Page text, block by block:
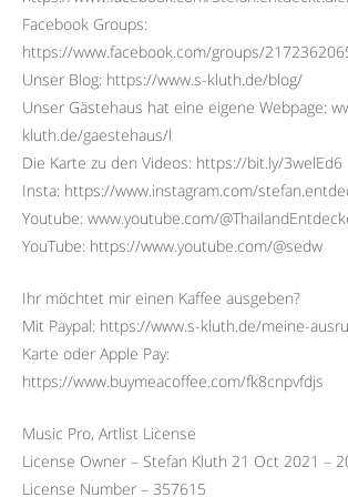
Facebook Groups:
https://www.facebook.com/groups/
Unser Blog: https://www.s-kluth.de/blog/
Unser Gästehaus hat eine eigene Webpage:
kluth.de/gaestehaus/l
Die Karte zu den Videos: https://bit.ly/3welEd6
Insta: https://www.instagram.com/
Youtube: www.youtube.com/
YouTube: https://www.youtube.com/@sedw
Ihr möchtet mir einen Kaffee ausgeben?
Mit Paypal: https://www.s-kluth.de/meine-
Karte oder Apple Pay:
https://www.buymeacoffee.com/fk8cnpvfdjs
Music Pro, Artlist License
License Owner – Stefan Kluth 21 Oct 2021 –
License Number – 357615